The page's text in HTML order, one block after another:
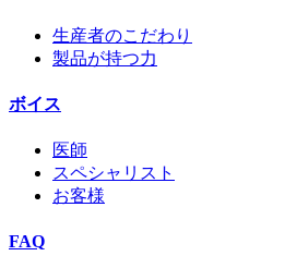
生産者のこだわり
製品が持つ力
ボイス
医師
スペシャリスト
お客様
FAQ